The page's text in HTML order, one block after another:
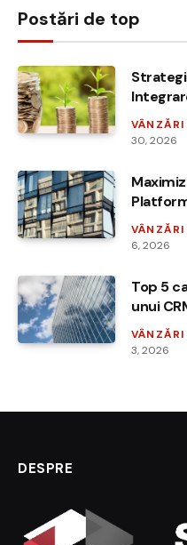
Postări de top
30, 2026
6, 2026
Top 5
unui
3, 2026
DESPRE